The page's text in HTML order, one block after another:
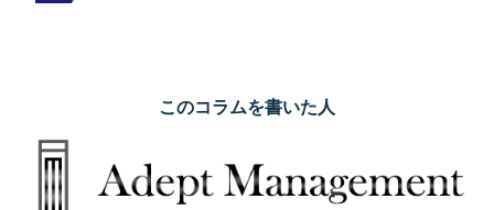
このコラムを書いた人